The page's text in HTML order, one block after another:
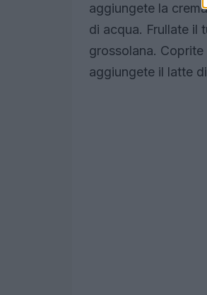
aggiungete la
di acqua. Frullate il
grossolana.
aggiungete il latte